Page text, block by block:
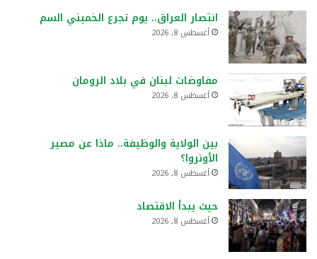
انتصار العراق.. يوم تجرع الخميني السم
أغسطس 8, 2026
مفاوضات لبنان في بلاد الرومان
أغسطس 8, 2026
بين الولاية والوظيفة.. ماذا عن مصير
الأونروا؟
أغسطس 8, 2026
حيث يبدأ الاقتصاد
أغسطس 8, 2026